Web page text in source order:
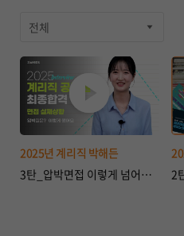
전체
2025년 계리직 박해든
3탄_압박면접 이렇게 넘어갔어요｜💌2025년도 우정9급 계리직 합격💌